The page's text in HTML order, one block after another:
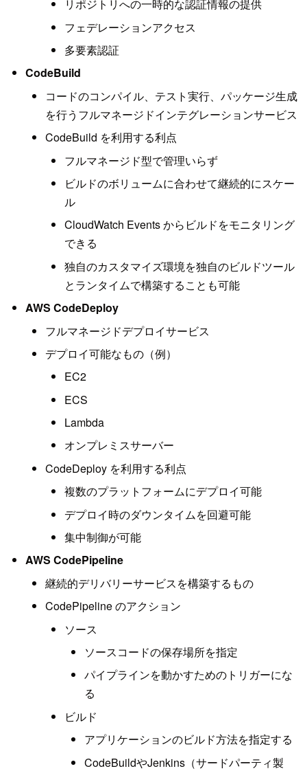
リポジトリへの一時的な認証情報の提供
フェデレーションアクセス
多要素認証
CodeBuild
コードのコンパイル、テスト実行、パッケージ生成
を行うフルマネージドインテグレーションサービス
CodeBuild を利用する利点
フルマネージド型で管理いらず
ビルドのボリュームに合わせて継続的にスケー
ル
CloudWatch Events からビルドをモニタリング
できる
独自のカスタマイズ環境を独自のビルドツール
とランタイムで構築することも可能
AWS CodeDeploy
フルマネージドデプロイサービス
デプロイ可能なもの（例）
EC2
ECS
Lambda
オンプレミスサーバー
CodeDeploy を利用する利点
複数のプラットフォームにデプロイ可能
デプロイ時のダウンタイムを回避可能
集中制御が可能
AWS CodePipeline
継続的デリバリーサービスを構築するもの
CodePipeline のアクション
ソース
ソースコードの保存場所を指定
パイプラインを動かすためのトリガーにな
る
ビルド
アプリケーションのビルド方法を指定する
CodeBuildやJenkins（サードパーティ製